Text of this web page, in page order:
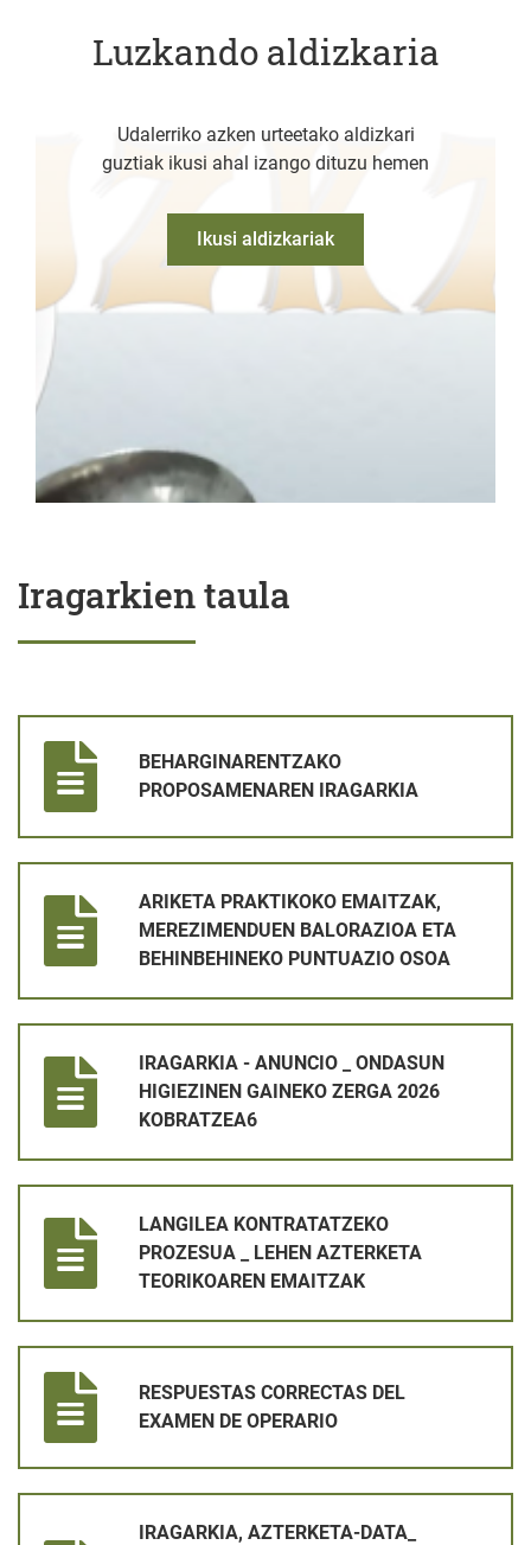
Luzkando aldizkaria
Udalerriko azken urteetako aldizkari
guztiak ikusi ahal izango dituzu hemen
Ikusi aldizkariak
Iragarkien taula
BEHARGINARENTZAKO
PROPOSAMENAREN IRAGARKIA
ARIKETA PRAKTIKOKO EMAITZAK,
MEREZIMENDUEN BALORAZIOA ETA
BEHINBEHINEKO PUNTUAZIO OSOA
IRAGARKIA - ANUNCIO _ ONDASUN
HIGIEZINEN GAINEKO ZERGA 2026
KOBRATZEA6
LANGILEA KONTRATATZEKO
PROZESUA _ LEHEN AZTERKETA
TEORIKOAREN EMAITZAK
RESPUESTAS CORRECTAS DEL
EXAMEN DE OPERARIO
IRAGARKIA, AZTERKETA-DATA_